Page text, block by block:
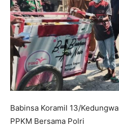
Babinsa Koramil 13/
PPKM Bersama Polri